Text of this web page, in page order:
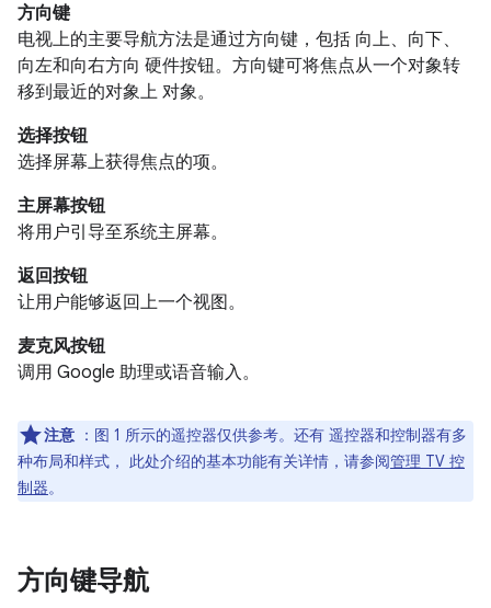
方向键
电视上的主要导航方法是通过方向键，包括 向上、向下、
向左和向右方向 硬件按钮。方向键可将焦点从一个对象转
移到最近的对象上 对象。
选择按钮
选择屏幕上获得焦点的项。
主屏幕按钮
将用户引导至系统主屏幕。
返回按钮
让用户能够返回上一个视图。
麦克风按钮
调用 Google 助理或语音输入。
注意 ：图 1 所示的遥控器仅供参考。还有 遥控器和控制器有多
种布局和样式， 此处介绍的基本功能有关详情，请参阅管理 TV 控
制器。
方向键导航